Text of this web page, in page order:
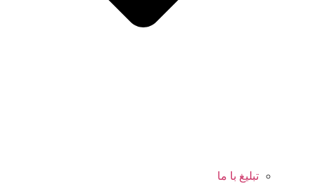
تبلیغ با ما